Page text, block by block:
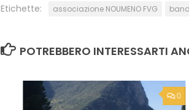
Etichette: associazione NOUMENO FVG
POTREBBERO INTERESSARTI
0